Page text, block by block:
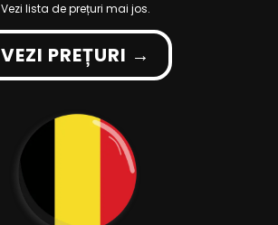
Vezi lista de prețuri mai jos.
VEZI PREȚURI →